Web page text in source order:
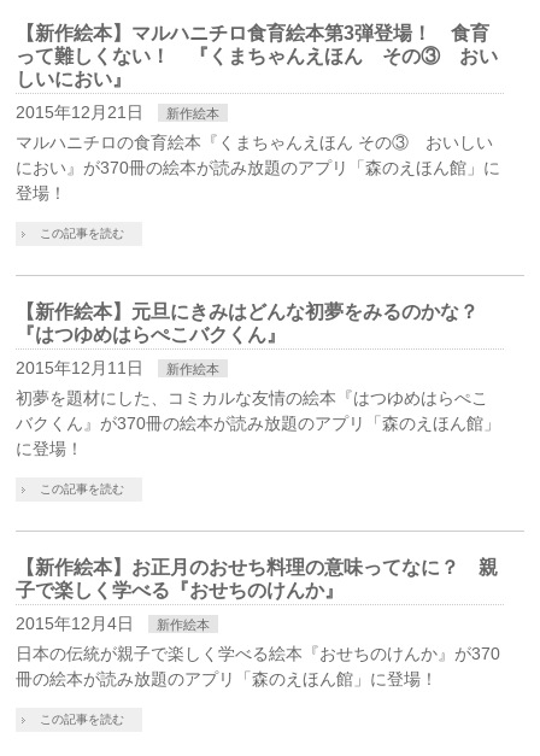
【新作絵本】マルハニチロ食育絵本第3弾登場！ 食育
って難しくない！ 『くまちゃんえほん その③ おい
しいにおい』
2015年12月21日 新作絵本
マルハニチロの食育絵本『くまちゃんえほん その③ おいしい
におい』が370冊の絵本が読み放題のアプリ「森のえほん館」に
登場！
この記事を読む
【新作絵本】元旦にきみはどんな初夢をみるのかな？
『はつゆめはらぺこバクくん』
2015年12月11日 新作絵本
初夢を題材にした、コミカルな友情の絵本『はつゆめはらぺこ
バクくん』が370冊の絵本が読み放題のアプリ「森のえほん館」
に登場！
この記事を読む
【新作絵本】お正月のおせち料理の意味ってなに？ 親
子で楽しく学べる『おせちのけんか』
2015年12月4日 新作絵本
日本の伝統が親子で楽しく学べる絵本『おせちのけんか』が370
冊の絵本が読み放題のアプリ「森のえほん館」に登場！
この記事を読む